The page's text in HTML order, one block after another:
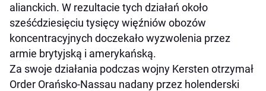
alianckich. W rezultacie tych działań około
sześćdziesięciu tysięcy więźniów obozów
koncentracyjnych doczekało wyzwolenia przez
armie brytyjską i amerykańską.
Za swoje działania podczas wojny Kersten otrzymał
Order Orańsko-Nassau nadany przez holenderski